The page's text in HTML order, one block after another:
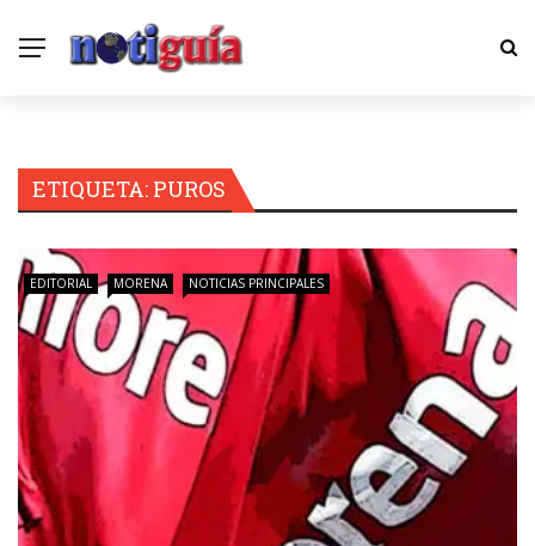
ETIQUETA: PUROS
EDITORIAL MORENA NOTICIAS PRINCIPALES